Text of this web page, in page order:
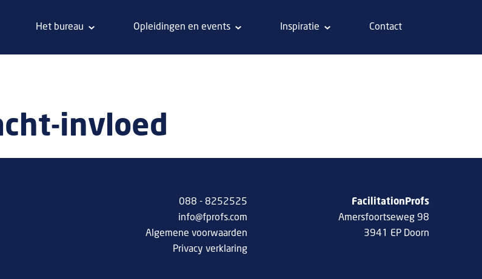
Het bureau Opleidingen en events Inspiratie Contact
invloed
088 - 8252525
info@fprofs.com
Algemene voorwaarden
Privacy verklaring
FacilitationProfs
Amersfoortseweg 98
3941 EP Doorn